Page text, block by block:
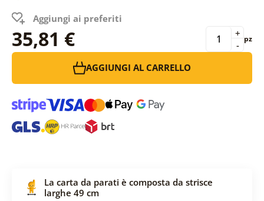
Aggiungi ai preferiti
35,81 € -
+ pz
AGGIUNGI AL CARRELLO
La carta da parati è composta da strisce
larghe 49 cm